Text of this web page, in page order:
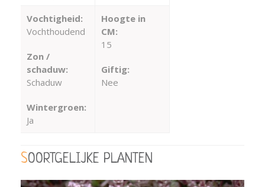
Vochtigheid:
Vochthoudend
Zon /
schaduw:
Schaduw
Wintergroen:
Ja
Hoogte in
CM:
15
Giftig:
Nee
SOORTGELIJKE PLANTEN